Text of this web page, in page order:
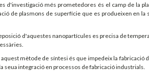
d'investigació més prometedores és el camp de la
de plasmons de superfície que es produeixen en
d'aquestes nanopartícules es precisa de
mètode de síntesi és que impedeix la
seua integració en processos de fabricació industrials.